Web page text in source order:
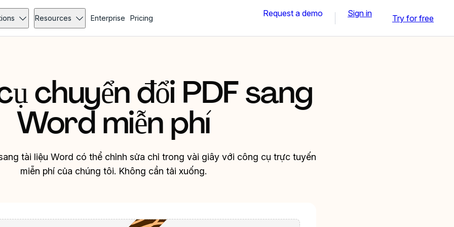
Resources Enterprise Pricing Request a demo Sign in Try for free
chuyển đổi PDF sang
Word miễn phí
tài liệu Word có thể chỉnh sửa chỉ trong vài giây với công cụ trực tuyến
miễn phí của chúng tôi. Không cần tải xuống.